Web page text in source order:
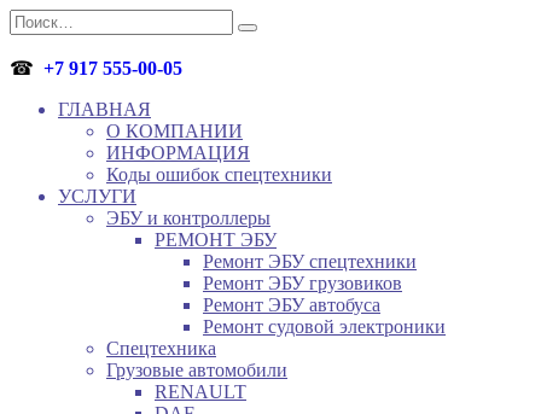
Перейти
к
содержанию
Search
for:
☎ +7 917 555-00-05
ГЛАВНАЯ
О КОМПАНИИ
ИНФОРМАЦИЯ
Коды ошибок спецтехники
УСЛУГИ
ЭБУ и контроллеры
РЕМОНТ ЭБУ
Ремонт ЭБУ спецтехники
Ремонт ЭБУ грузовиков
Ремонт ЭБУ автобуса
Ремонт судовой электроники
Спецтехника
Грузовые автомобили
RENAULT